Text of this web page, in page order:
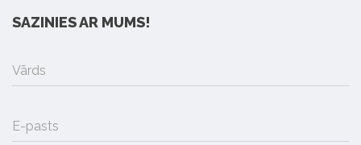
SAZINIES AR MUMS!
Vārds
E-pasts